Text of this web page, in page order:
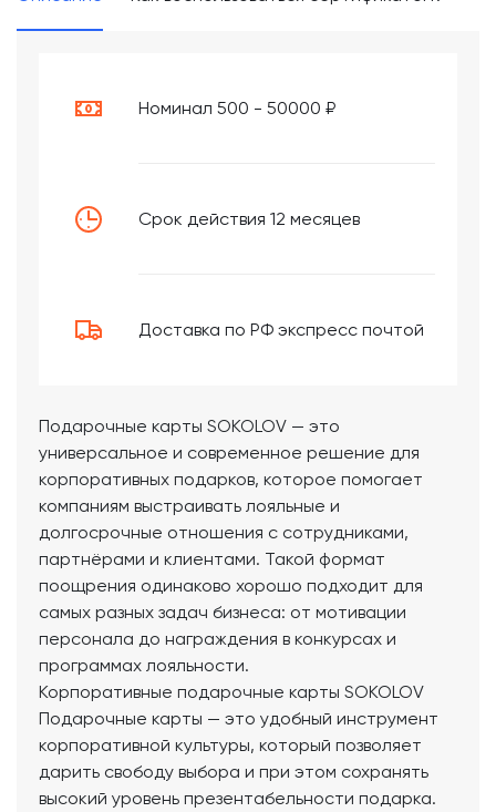
Номинал 500 - 50000 ₽
Срок действия 12 месяцев
Доставка по РФ экспресс почтой
Подарочные карты SOKOLOV — это
универсальное и современное решение для
корпоративных подарков, которое помогает
компаниям выстраивать лояльные и
долгосрочные отношения с сотрудниками,
партнёрами и клиентами. Такой формат
поощрения одинаково хорошо подходит для
самых разных задач бизнеса: от мотивации
персонала до награждения в конкурсах и
программах лояльности.
Корпоративные подарочные карты SOKOLOV
Подарочные карты — это удобный инструмент
корпоративной культуры, который позволяет
дарить свободу выбора и при этом сохранять
высокий уровень презентабельности подарка.